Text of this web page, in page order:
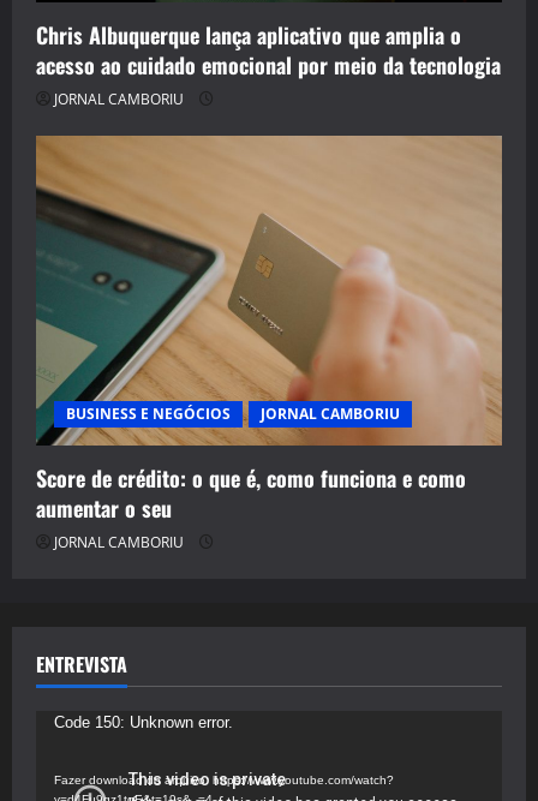
Chris Albuquerque lança aplicativo que amplia o
acesso ao cuidado emocional por meio da tecnologia
JORNAL CAMBORIU
BUSINESS E NEGÓCIOS JORNAL CAMBORIU
Score de crédito: o que é, como funciona e como
aumentar o seu
JORNAL CAMBORIU
ENTREVISTA
Tocador
vídeo
Code 150: Unknown error.
Fazer download do arquivo: https://www.youtube.com/watch?